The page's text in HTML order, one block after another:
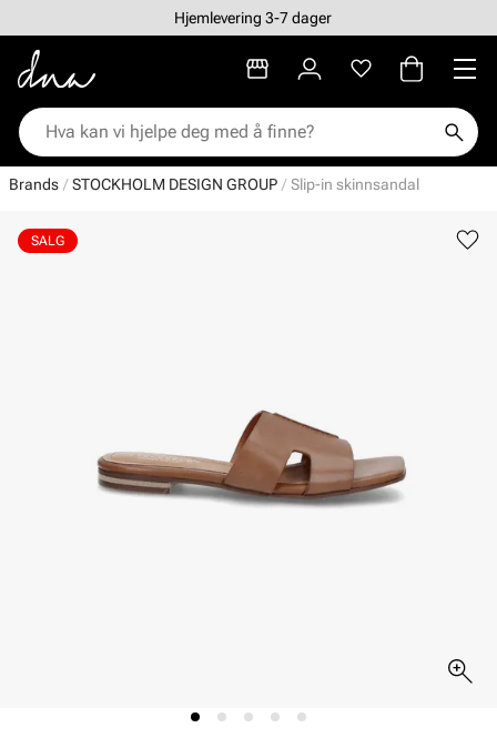
Hjemlevering 3-7 dager
Brands STOCKHOLM DESIGN GROUP Slip-in skinnsandal
SALG